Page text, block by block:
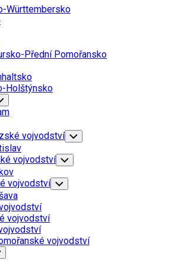
Württembersko
Přední Pomořansko
Holštýnsko
vojvodství Toggle
Child
Menu
vojvodství Toggle
Child
Menu
vojvodství Toggle
Child
vojvodství
vojvodství